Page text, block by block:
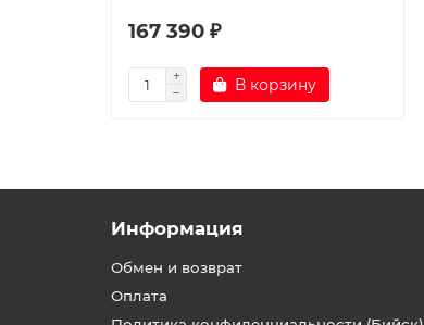
167 390 ₽
В корзину
Информация
Обмен и возврат
Оплата